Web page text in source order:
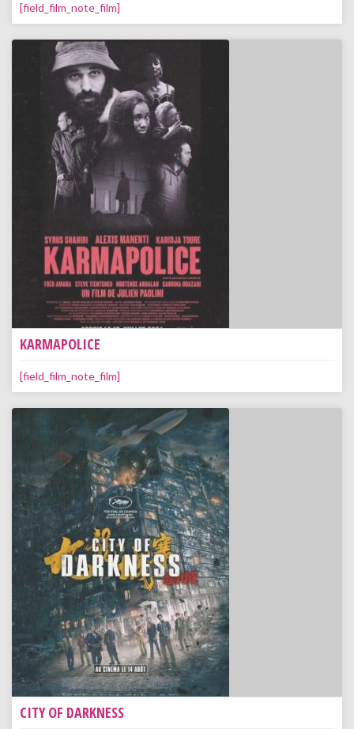
[field_film_note_film]
KARMAPOLICE
[field_film_note_film]
CITY OF DARKNESS